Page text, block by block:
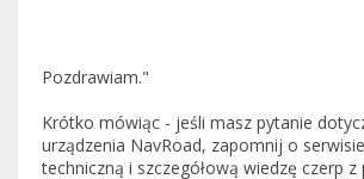
Pozdrawiam."
Krótko mówiąc - jeśli masz pytanie
urządzenia NavRoad, zapomnij o
techniczną i szczegółową wiedzę czerp z